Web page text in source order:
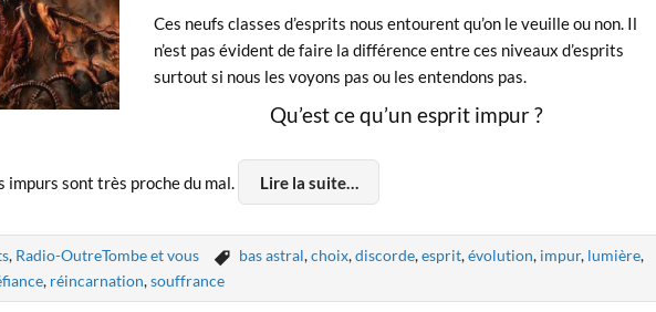
Ces neufs classes d’esprits nous entourent qu’on le veuille ou non. Il
n’est pas évident de faire la différence entre ces niveaux d’esprits
surtout si nous les voyons pas ou les entendons pas.
Qu’est ce qu’un esprit impur ?
sont très proche du mal. Lire la suite…
, Radio-OutreTombe et vous bas astral,choix,discorde,esprit,évolution, impur, lumière,
, réincarnation,souffrance